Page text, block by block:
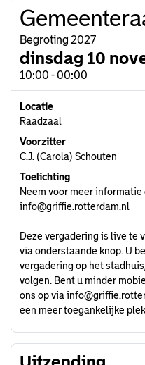
Begroting 2027
dinsdag 10
10:00 - 00:00
Locatie
Raadzaal
Voorzitter
C.J. (Carola) Schouten
Toelichting
Neem voor meer
info@griffie.rotterdam.nl
Deze vergadering is live te
via onderstaande knop. U
vergadering op het
volgen. Bent u minder
ons op via
een meer toegankelijke